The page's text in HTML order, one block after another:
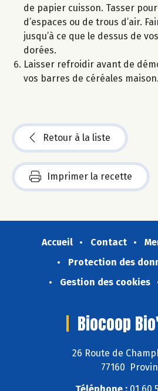
de papier cuisson. Tasser
d’espaces ou de trous d’air.
jusqu’à ce que le dessus de
dorées.
Laisser refroidir avant de
vos barres de céréales maison.
Retour à la liste
Imprimer la recette
Accueil Contact
Protection des
Gestion des cookies
Biocoop
26 Route de
77160